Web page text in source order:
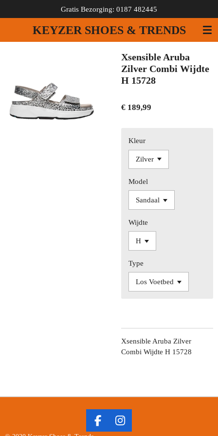
direct
de
KEYZER SHOES & TRENDS
Gratis Bezorging: 0187 482445
Xsensible Aruba
Zilver Combi Wijdte
H 15728
€ 189,99
Kleur
Model
Wijdte
Type
Xsensible Aruba Zilver
Combi Wijdte H 15728
F
I